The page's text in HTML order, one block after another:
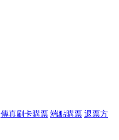
傳真刷卡購票 端點購票 退票方